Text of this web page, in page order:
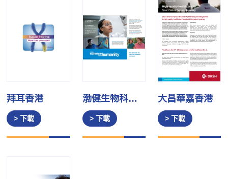
拜耳香港
> 下載
渤健生物科技（香港）
> 下載
大昌華嘉香港
> 下載